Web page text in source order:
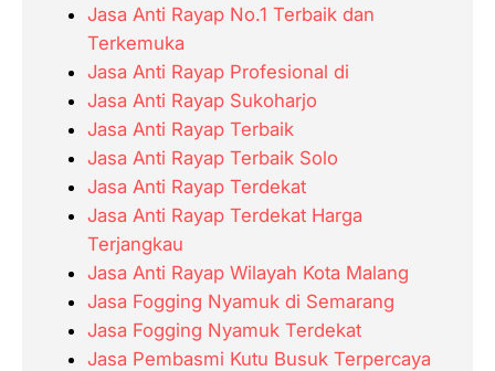
Jasa Anti Rayap No.1 Terbaik dan
Terkemuka
Jasa Anti Rayap Profesional di
Jasa Anti Rayap Sukoharjo
Jasa Anti Rayap Terbaik
Jasa Anti Rayap Terbaik Solo
Jasa Anti Rayap Terdekat
Jasa Anti Rayap Terdekat Harga
Terjangkau
Jasa Anti Rayap Wilayah Kota Malang
Jasa Fogging Nyamuk di Semarang
Jasa Fogging Nyamuk Terdekat
Jasa Pembasmi Kutu Busuk Terpercaya